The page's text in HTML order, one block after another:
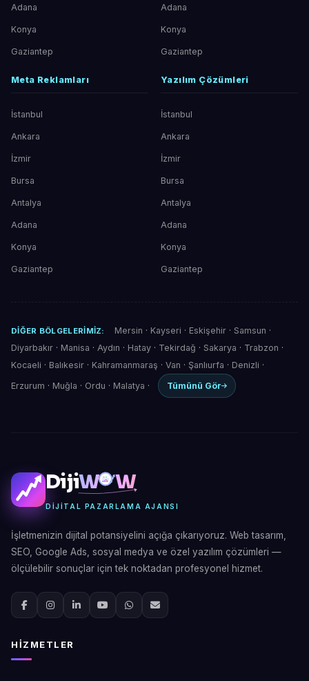
Adana
Konya
Gaziantep
Adana
Konya
Gaziantep
Meta Reklamları
İstanbul
Ankara
İzmir
Bursa
Antalya
Adana
Konya
Gaziantep
Yazılım Çözümleri
İstanbul
Ankara
İzmir
Bursa
Antalya
Adana
Konya
Gaziantep
DIĞER BÖLGELERIMIZ: Mersin · Kayseri · Eskişehir· Samsun ·
Diyarbakır · Manisa · Aydın · Hatay · Tekirdağ · Sakarya · Trabzon ·
Kocaeli · Balıkesir · Kahramanmaraş · Van · Şanlıurfa · Denizli ·
Erzurum · Muğla · Ordu · Malatya · Tümünü Gör
DijiW W
DIJITAL PAZARLAMA AJANSI
İşletmenizin dijital potansiyelini açığa çıkarıyoruz. Web tasarım,
SEO, Google Ads, sosyal medya ve özel yazılım çözümleri —
ölçülebilir sonuçlar için tek noktadan profesyonel hizmet.
HIZMETLER